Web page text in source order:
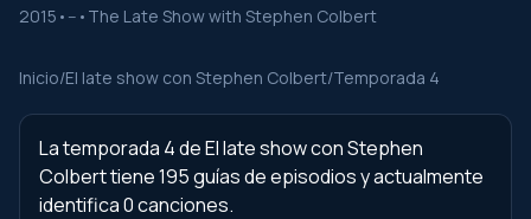
2015 • -- • The Late Show with Stephen Colbert
Inicio/El late show con Stephen Colbert/Temporada 4
La temporada 4 de El late show con Stephen
Colbert tiene 195 guías de episodios y actualmente
identifica 0 canciones.